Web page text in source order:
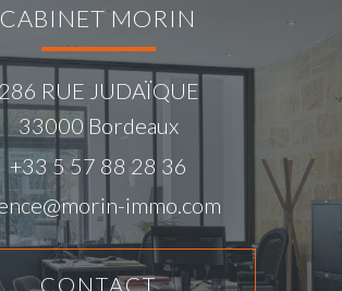
CABINET MORIN
286 RUE JUDAÏQUE
33000 Bordeaux
+33 5 57 88 28 36
immo.com
CONTACT